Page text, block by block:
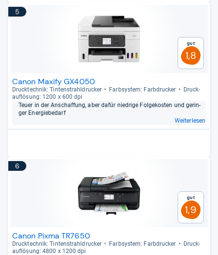
5
Gut
1,8
Canon Maxify GX4050
Druck­tech­nik: Tin­ten­strahl­dru­cker Farb­sys­tem: Farb­dru­cker
Druck­
auf­lö­sung: 1200 x 600 dpi
Teuer in der Anschaf­fung, aber dafür nied­rige Fol­ge­kos­ten und gerin­
ger Ener­gie­be­darf
Weiterlesen
6
Gut
1,9
Canon Pixma TR7650
Druck­tech­nik: Tin­ten­strahl­dru­cker Farb­sys­tem: Farb­dru­cker
Druck­
auf­lö­sung: 4800 x 1200 dpi